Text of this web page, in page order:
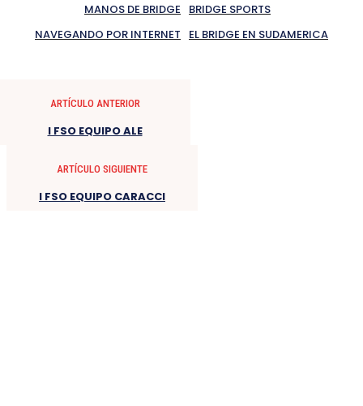
MANOS DE BRIDGE
BRIDGE SPORTS
NAVEGANDO POR INTERNET
EL BRIDGE EN SUDAMERICA
ARTÍCULO ANTERIOR
I FSO EQUIPO ALE
ARTÍCULO SIGUIENTE
I FSO EQUIPO CARACCI